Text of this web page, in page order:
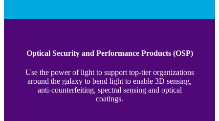
Optical Security and Performance Products (OSP)
Use the power of light to support top-tier organizations
around the galaxy to bend light to enable 3D sensing,
anti-counterfeiting, spectral sensing and optical
coatings.